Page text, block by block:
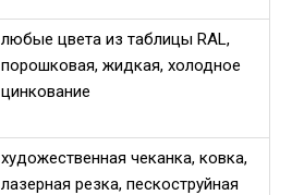
любые цвета из таблицы RAL,
порошковая, жидкая, холодное
цинкование
художественная чеканка, ковка,
лазерная резка, пескоструйная